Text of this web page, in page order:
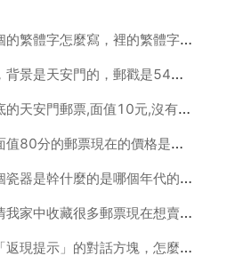
各的繁體字個的繁體字怎麼寫，裡的繁體字怎麼寫
我有張郵票，背景是天安門的，郵戳是54年的，是河南鄭州寄到南昌的，圖案如下，想問下現在市場價多少
我有一張紅底的天安門郵票,面值10元,沒有年份,蓋過郵戳的,現在值多少錢
我想問一下面值80分的郵票現在的價格是多少？（古代思想家）老子
請問大師這個瓷器是幹什麼的是哪個年代的價格多少謝謝大師的回答
集郵市場衍情我家中收藏很多郵票現在想賣出請問怎麼賣謝
電腦跳出來「返現提示」的對話方塊，怎麼去掉啊？